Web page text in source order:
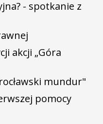
- spotkanie z
akcji „Góra
mundur"
pomocy